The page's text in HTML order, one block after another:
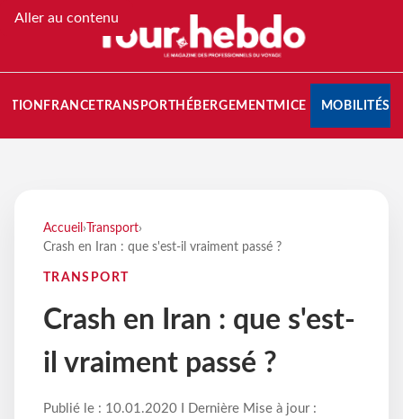
Aller au contenu
FRANCETRANSPORT HÉBERGEMENTMICE MOBILITÉS
Accueil › Transport›
Crash en Iran : que s'est-il vraiment passé ?
TRANSPORT
Crash en Iran : que s'est-
il vraiment passé ?
Publié le : 10.01.2020 I Dernière Mise à jour :